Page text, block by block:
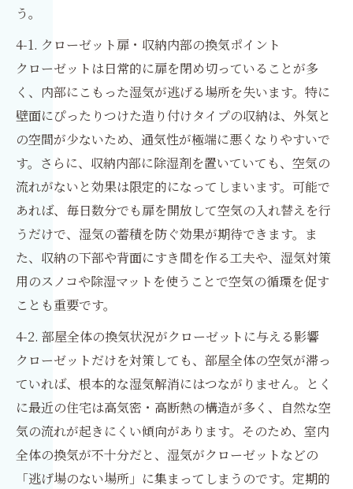
う。
4-1. クローゼット扉・収納内部の換気ポイント
クローゼットは日常的に扉を閉め切っていることが多
く、内部にこもった湿気が逃げる場所を失います。特に
壁面にぴったりつけた造り付けタイプの収納は、外気と
の空間が少ないため、通気性が極端に悪くなりやすいで
す。さらに、収納内部に除湿剤を置いていても、空気の
流れがないと効果は限定的になってしまいます。可能で
あれば、毎日数分でも扉を開放して空気の入れ替えを行
うだけで、湿気の蓄積を防ぐ効果が期待できます。ま
た、収納の下部や背面にすき間を作る工夫や、湿気対策
用のスノコや除湿マットを使うことで空気の循環を促す
ことも重要です。
4-2. 部屋全体の換気状況がクローゼットに与える影響
クローゼットだけを対策しても、部屋全体の空気が滞っ
ていれば、根本的な湿気解消にはつながりません。とく
に最近の住宅は高気密・高断熱の構造が多く、自然な空
気の流れが起きにくい傾向があります。そのため、室内
全体の換気が不十分だと、湿気がクローゼットなどの
「逃げ場のない場所」に集まってしまうのです。定期的